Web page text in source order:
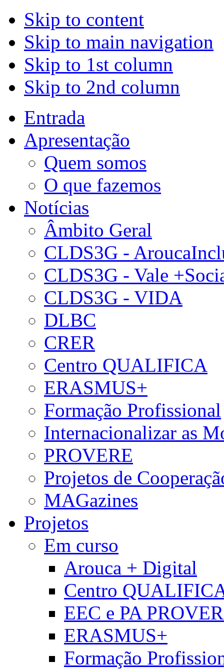
Skip to content
Skip to main navigation
Skip to 1st column
Skip to 2nd column
Entrada
Apresentação
Quem somos
O que fazemos
Notícias
Âmbito Geral
CLDS3G -
CLDS3G - Vale
CLDS3G - VIDA
DLBC
CRER
Centro QUALIFICA
ERASMUS+
Formação Profissional
Internacionalizar as
PROVERE
Projetos de
MAGazines
Projetos
Em curso
Arouca + Digital
Centro
EEC e PA
ERASMUS+
Formação